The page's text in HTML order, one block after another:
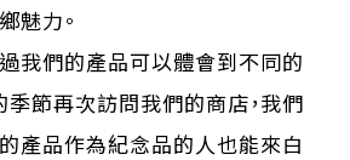
魅力。
我們的產品可以體會到不同的
季節再次訪問我們的商店，我們
產品作為紀念品的人也能來白